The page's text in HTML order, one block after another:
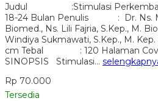
Judul :Stimulasi
18-24 Bulan Penulis : Dr. Ns.
Biomed., Ns. Lili Fajria, S.Kep., M.
Windiya Sukmawati, S.Kep., M.
cm Tebal : 120 Halaman
SINOPSIS Stimulasi…
Rp 70.000
Tersedia